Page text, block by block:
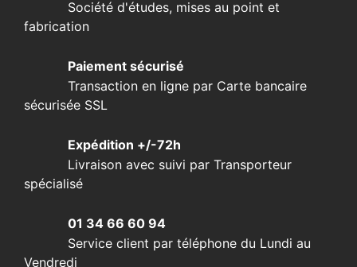
Société d'études, mises au point et
fabrication
Paiement sécurisé
Transaction en ligne par Carte bancaire
sécurisée SSL
Expédition +/-72h
Livraison avec suivi par Transporteur
spécialisé
01 34 66 60 94
Service client par téléphone du Lundi au
Vendredi